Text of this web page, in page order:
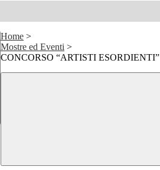
Home >
Mostre ed Eventi >
CONCORSO “ARTISTI ESORDIENTI”